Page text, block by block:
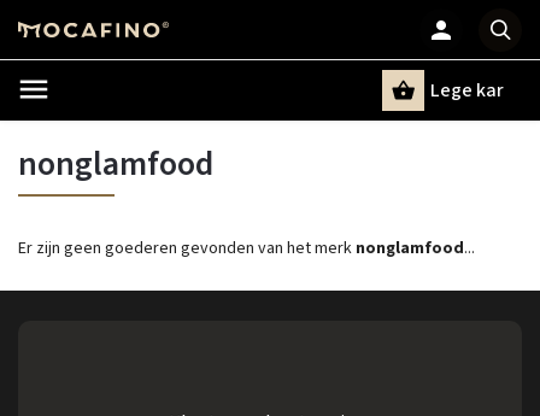
Lege kar
nonglamfood
Er zijn geen goederen gevonden van het merk nonglamfood...